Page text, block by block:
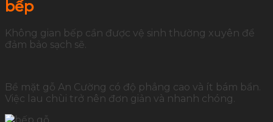
bếp
Không gian bếp cần được vệ sinh thường xuyên để
đảm bảo sạch sẽ.
Bề mặt gỗ An Cường có độ phẳng cao và ít bám bẩn.
Việc lau chùi trở nên đơn giản và nhanh chóng.